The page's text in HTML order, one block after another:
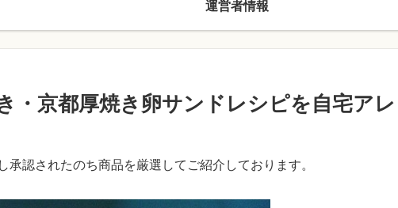
運営者情報
・京都厚焼き卵サンドレシピを自宅アレ
承認されたのち商品を厳選してご紹介しております。